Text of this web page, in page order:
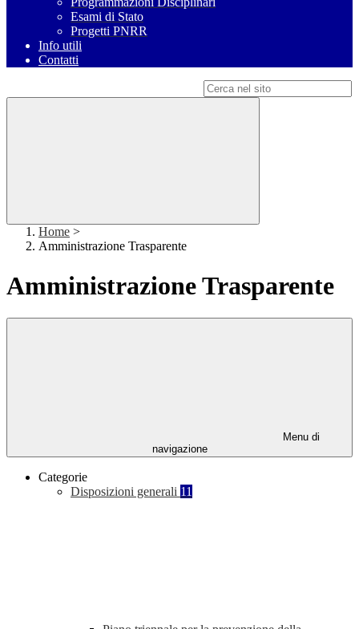
Esami di Stato
Progetti PNRR
Info utili
Contatti
Home >
Amministrazione Trasparente
Amministrazione Trasparente
Menu di
navigazione
Categorie
Disposizioni generali 11